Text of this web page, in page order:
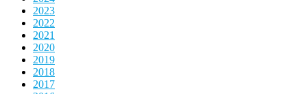
2023
2022
2021
2020
2019
2018
2017